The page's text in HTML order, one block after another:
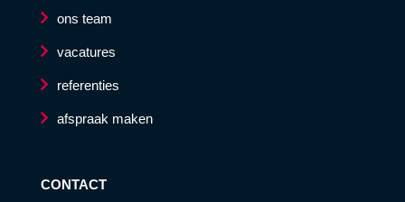
ons team
vacatures
referenties
afspraak maken
CONTACT